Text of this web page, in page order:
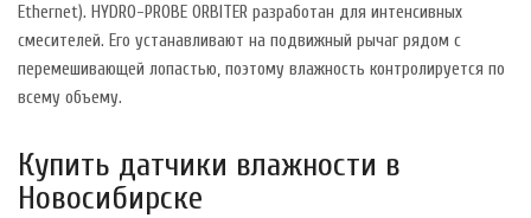
Ethernet). HYDRO-PROBE ORBITER разработан для интенсивных
смесителей. Его устанавливают на подвижный рычаг рядом с
перемешивающей лопастью, поэтому влажность контролируется по
всему объему.
Купить датчики влажности в
Новосибирске